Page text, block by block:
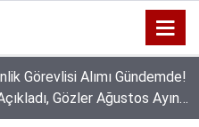
Görevlisi Alımı Gündemde!
Gözler Ağustos Ayına